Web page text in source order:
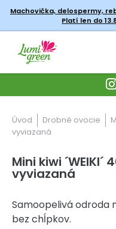
Machovička, delospermy,
Platí len do
Úvod Drobné ovocie
vyviazaná
Mini kiwi
vyviazaná
Samoopelivá odroda
bez chĺpkov.